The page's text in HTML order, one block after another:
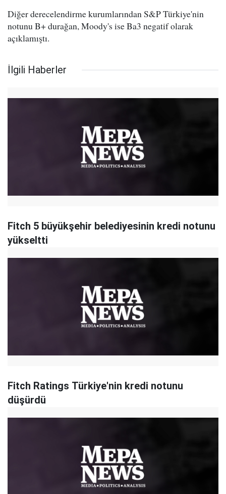
Diğer derecelendirme kurumlarından S&P Türkiye'nin
notunu B+ durağan, Moody's ise Ba3 negatif olarak
açıklamıştı.
İlgili Haberler
Fitch 5 büyükşehir belediyesinin kredi notunu
yükseltti
Fitch Ratings Türkiye'nin kredi notunu
düşürdü